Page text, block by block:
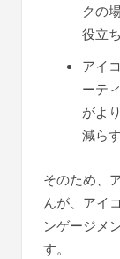
クの
役立
アイ
ーテ
がよ
減ら
そのため、
んが、アイ
ンゲージメ
す。